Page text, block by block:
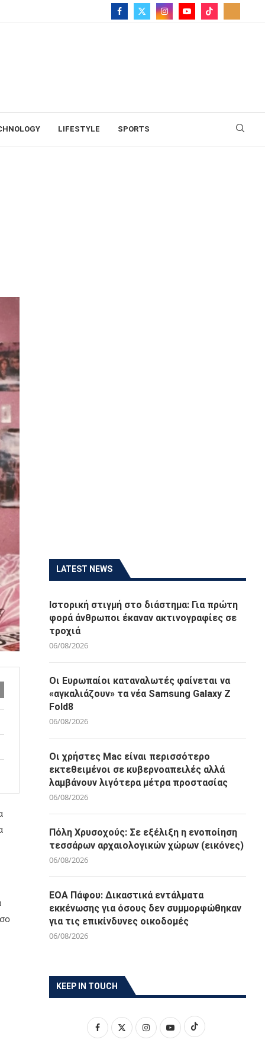
LIFESTYLE SPORTS
LATEST NEWS
Ιστορική στιγμή στο διάστημα: Για πρώτη
φορά άνθρωποι έκαναν ακτινογραφίες σε
τροχιά
06/08/2026
Οι Ευρωπαίοι καταναλωτές φαίνεται να
«αγκαλιάζουν» τα νέα Samsung Galaxy Z
Fold8
06/08/2026
Οι χρήστες Mac είναι περισσότερο
εκτεθειμένοι σε κυβερνοαπειλές αλλά
λαμβάνουν λιγότερα μέτρα προστασίας
06/08/2026
Πόλη Χρυσοχούς: Σε εξέλιξη η ενοποίηση
τεσσάρων αρχαιολογικών χώρων (εικόνες)
06/08/2026
ΕΟΑ Πάφου: Δικαστικά εντάλματα
εκκένωσης για όσους δεν συμμορφώθηκαν
για τις επικίνδυνες οικοδομές
06/08/2026
KEEP IN TOUCH